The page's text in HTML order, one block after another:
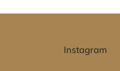
Instagram